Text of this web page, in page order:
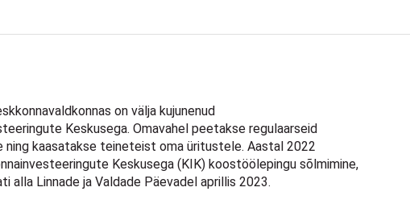
on välja kujunenud
Keskusega. Omavahel peetakse regulaarseid
ning kaasatakse teineteist oma üritustele. Aastal 2022
Keskusega (KIK) koostöölepingu sõlmimine,
alla Linnade ja Valdade Päevadel aprillis 2023.